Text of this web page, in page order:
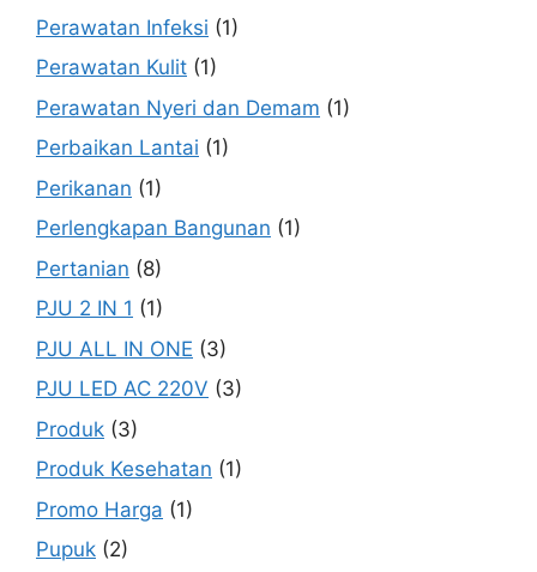
Perawatan Infeksi (1)
Perawatan Kulit (1)
Perawatan Nyeri dan Demam (1)
Perbaikan Lantai (1)
Perikanan (1)
Perlengkapan Bangunan (1)
Pertanian (8)
PJU 2 IN 1 (1)
PJU ALL IN ONE (3)
PJU LED AC 220V (3)
Produk (3)
Produk Kesehatan (1)
Promo Harga (1)
Pupuk (2)